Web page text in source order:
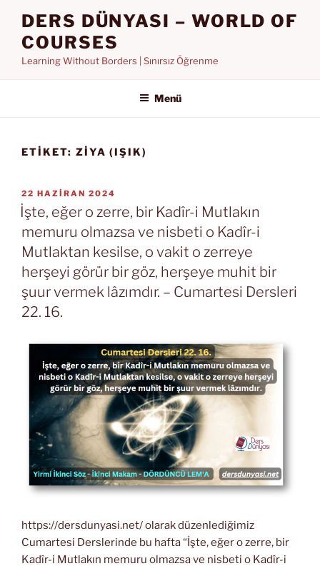
DERS DÜNYASI – WORLD OF
COURSES
Learning Without Borders | Sınırsız Öğrenme
Menü
ETIKET: ZIYA (IŞIK)
YAYIM
TARIHI
22 HAZIRAN 2024
İşte, eğer o zerre, bir Kadîr-i Mutlakın
memuru olmazsa ve nisbeti o Kadîr-i
Mutlaktan kesilse, o vakit o zerreye
herşeyi görür bir göz, herşeye muhit bir
şuur vermek lâzımdır. – Cumartesi Dersleri
22. 16.
https://dersdunyasi.net/ olarak düzenlediğimiz
Cumartesi Derslerinde bu hafta “İşte, eğer o zerre, bir
Kadîr-i Mutlakın memuru olmazsa ve nisbeti o Kadîr-i